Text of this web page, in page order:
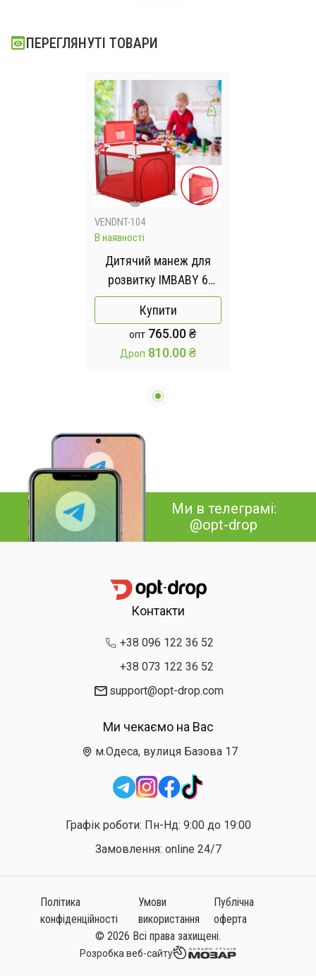
ПЕРЕГЛЯНУТІ ТОВАРИ
VENDNT-104
В наявності
Дитячий манеж для
розвитку IMBABY 6
секцій - із парканом
для малюків - сухий
басейн для дитячих
ігор, для куль або
Купити
опт 765.00 ₴
Дроп 810.00 ₴
Ми в телеграмі:
@opt-drop
Контакти
+38 096 122 36 52
+38 073 122 36 52
support@opt-drop.com
Ми чекаємо на Вас
м.Одеса, вулиця Базова 17
Графік роботи: Пн-Нд: 9:00 до 19:00
Замовлення: online 24/7
Політика
конфіденційності
Умови
використання
Публічна
оферта
© 2026 Всі права захищені.
Розробка веб-сайту